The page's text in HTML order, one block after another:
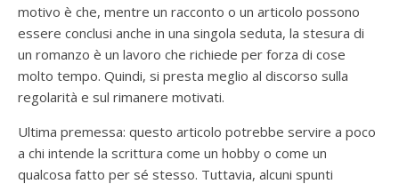
motivo è che, mentre un racconto o un articolo possono
essere conclusi anche in una singola seduta, la stesura di
un romanzo è un lavoro che richiede per forza di cose
molto tempo. Quindi, si presta meglio al discorso sulla
regolarità e sul rimanere motivati.
Ultima premessa: questo articolo potrebbe servire a poco
a chi intende la scrittura come un hobby o come un
qualcosa fatto per sé stesso. Tuttavia, alcuni spunti